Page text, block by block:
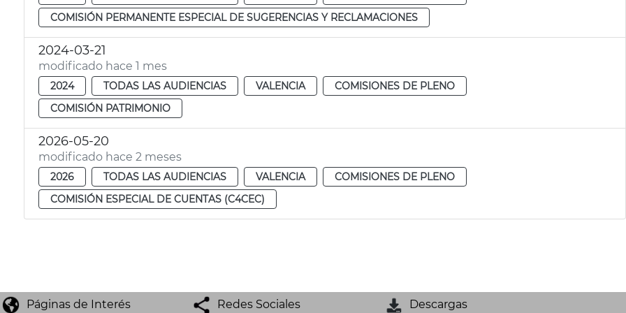
COMISIÓN PERMANENTE ESPECIAL DE SUGERENCIAS Y RECLAMACIONES
2024-03-21
modificado hace 1 mes
2024 TODAS LAS AUDIENCIAS VALENCIA
COMISIONES DE PLENO
COMISIÓN PATRIMONIO
2026-05-20
modificado hace 2 meses
2026 TODAS LAS AUDIENCIAS VALENCIA
COMISIONES DE PLENO
COMISIÓN ESPECIAL DE CUENTAS (C4CEC)
Páginas de Interés Redes Sociales Descargas